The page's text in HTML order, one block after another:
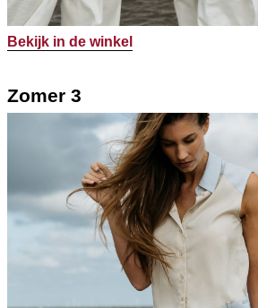
Bekijk in de winkel
Zomer 3